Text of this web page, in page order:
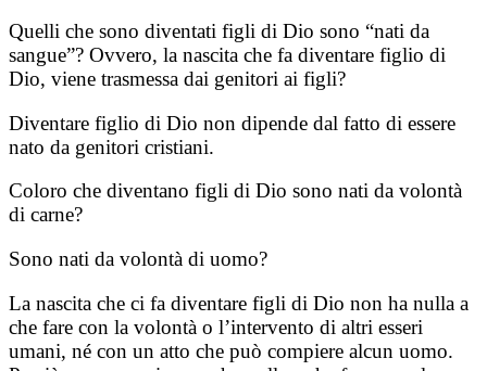
Quelli che sono diventati figli di Dio sono “nati da
sangue”? Ovvero, la nascita che fa diventare figlio di
Dio, viene trasmessa dai genitori ai figli?
Diventare figlio di Dio non dipende dal fatto di essere
nato da genitori cristiani.
Coloro che diventano figli di Dio sono nati da volontà
di carne?
Sono nati da volontà di uomo?
La nascita che ci fa diventare figli di Dio non ha nulla a
che fare con la volontà o l’intervento di altri esseri
umani, né con un atto che può compiere alcun uomo.